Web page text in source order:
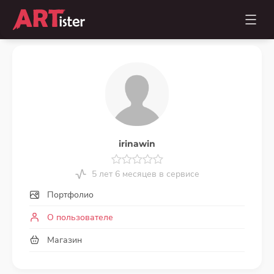
irinawin
5 лет 6 месяцев в сервисе
Портфолио
О пользователе
Магазин